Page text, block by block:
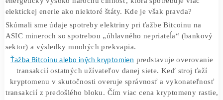
Množstvo médií oznčuje ťažbu bitcoinu a inych
energeticky vysoko náročnú činnosť, ktorá spotrebuje
elektickej enerie ako niektoré štáty. Kde je však pravda?
Skúmali sme údaje spotreby elektriny pri ťažbe Bitcoinu
ASIC mineroch so spotrebou „úhlavného nepriateĺa“
sektor) a výsledky mnohých prekvapia.
Ťažba Bitcoinu alebo iných kryptomienpredstavuje